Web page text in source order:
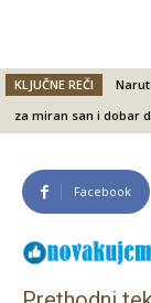
KLJUČNE REČI
za miran san i dobar
Facebook